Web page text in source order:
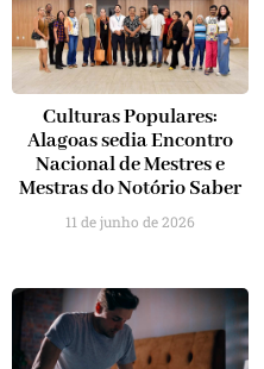
Culturas Populares:
Alagoas sedia Encontro
Nacional de Mestres e
Mestras do Notório Saber
11 de junho de 2026